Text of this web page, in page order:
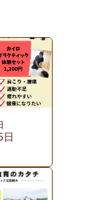
日
プラク
験会の